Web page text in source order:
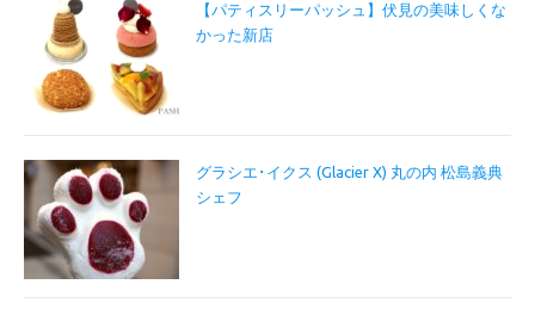
【パティスリーパッシュ】伏見の美味しくな
かった新店
グラシエ･イクス (Glacier X) 丸の内 松島義典
シェフ